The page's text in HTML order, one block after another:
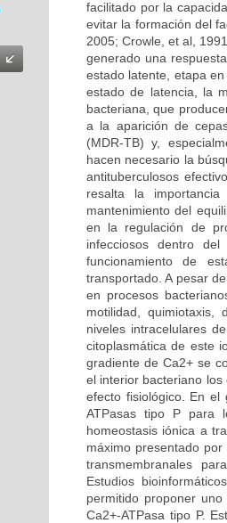
facilitado por la
evitar la formación del
2005; Crowle, et al,
generado una
estado latente, etapa
estado de latencia, la
bacteriana, que
a la aparición de
(MDR-TB) y,
hacen necesario la
antituberculosos
resalta la
mantenimiento del
en la regulación de
infecciosos dentro
funcionamiento de
transportado. A pesar
en procesos
motilidad, quimiotaxis,
niveles intracelulares
citoplasmática de este
gradiente de Ca2+ se
el interior bacteriano
efecto fisiológico. En
ATPasas tipo P para
homeostasis iónica a
máximo presentado
transmembranales
Estudios
permitido proponer
Ca2+-ATPasa tipo P.